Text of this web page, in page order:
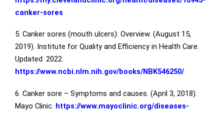
canker-sores
5. Canker sores (mouth ulcers): Overview. (August 15,
2019). Institute for Quality and Efficiency in Health Care.
Updated: 2022.
https://www.ncbi.nlm.nih.gov/books/NBK546250/
6. Canker sore – Symptoms and causes. (April 3, 2018).
Mayo Clinic. https://www.mayoclinic.org/diseases-